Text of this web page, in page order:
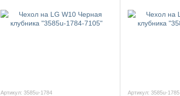
Артикул: 3585u-1784 Артикул: 3585u-1785